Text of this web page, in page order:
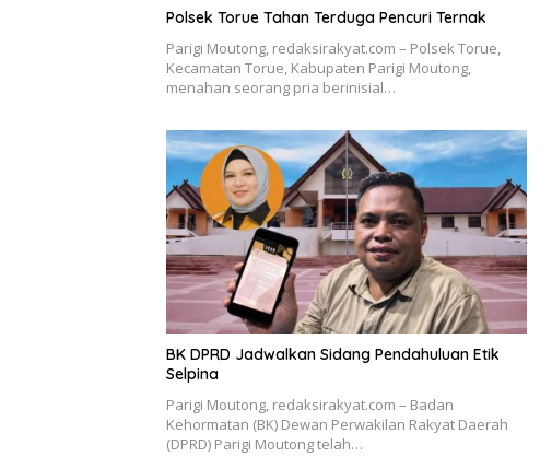
Polsek Torue Tahan Terduga Pencuri Ternak
Parigi Moutong, redaksirakyat.com – Polsek Torue,
Kecamatan Torue, Kabupaten Parigi Moutong,
menahan seorang pria berinisial…
BK DPRD Jadwalkan Sidang Pendahuluan Etik
Selpina
Parigi Moutong, redaksirakyat.com – Badan
Kehormatan (BK) Dewan Perwakilan Rakyat Daerah
(DPRD) Parigi Moutong telah…